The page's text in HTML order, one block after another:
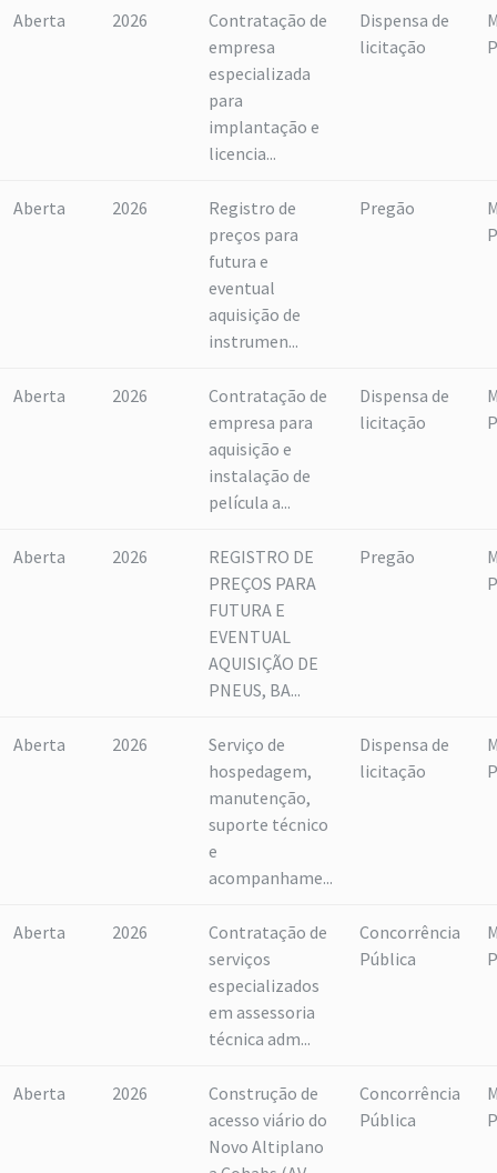
Aberta 2026
Contratação de
empresa
especializada
para
implantação e
licencia...
Dispensa de
licitação
Aberta 2026
Registro de
preços para
futura e
eventual
aquisição de
instrumen...
Pregão
Aberta 2026
Contratação de
empresa para
aquisição e
instalação de
película a...
Dispensa de
licitação
Aberta 2026
REGISTRO DE
PREÇOS PARA
FUTURA E
EVENTUAL
AQUISIÇÃO DE
PNEUS, BA...
Pregão
Aberta 2026
Serviço de
hospedagem,
manutenção,
suporte técnico
e
acompanhame...
Dispensa de
licitação
Aberta 2026
Contratação de
serviços
especializados
em assessoria
técnica adm...
Concorrência
Pública
Aberta 2026
Construção de
acesso viário do
Novo Altiplano
Concorrência
Pública